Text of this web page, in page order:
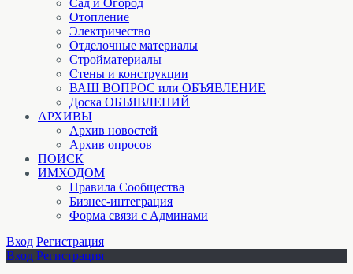
Отопление
Электричество
Отделочные материалы
Стройматериалы
Стены и конструкции
ВАШ ВОПРОС или ОБЪЯВЛЕНИЕ
Доска ОБЪЯВЛЕНИЙ
АРХИВЫ
Архив новостей
Архив опросов
ПОИСК
ИМХОДОМ
Правила Сообщества
Бизнес-интеграция
Форма связи с Админами
Вход Регистрация
Вход Регистрация